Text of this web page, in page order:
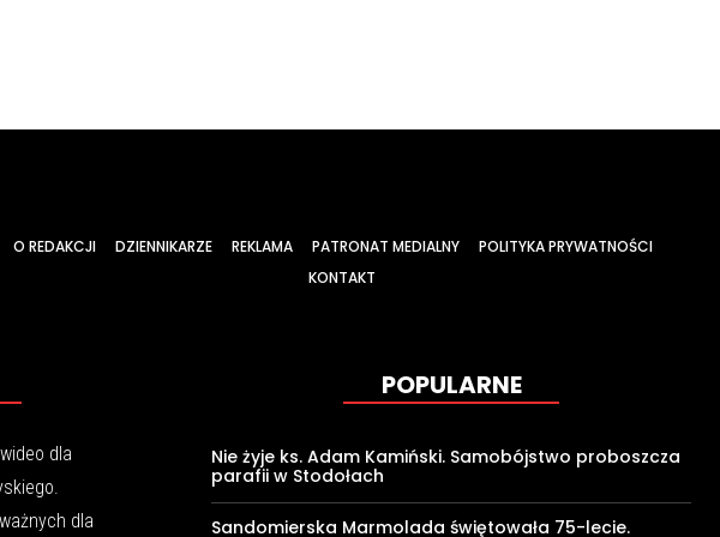
O REDAKCJI DZIENNIKARZE REKLAMA PATRONAT MEDIALNY
POLITYKA PRYWATNOŚCI
KONTAKT
dla
dla
POPULARNE
Nie żyje ks. Adam Kamiński. Samobójstwo proboszcza
parafii w Stodołach
Sandomierska Marmolada świętowała 75-lecie.